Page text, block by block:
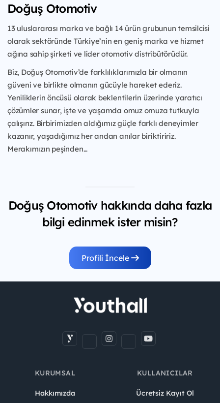
Doğuş Otomotiv
13 uluslararası marka ve bağlı 14 ürün grubunun temsilcisi
olarak sektöründe Türkiye’nin en geniş marka ve hizmet
ağına sahip şirketi ve lider otomotiv distribütörüdür.
Biz, Doğuş Otomotiv’de farklılıklarımızla bir olmanın
güveni ve birlikte olmanın gücüyle hareket ederiz.
Yeniliklerin öncüsü olarak beklentilerin üzerinde yaratıcı
çözümler sunar, işte ve yaşamda omuz omuza tutkuyla
çalışırız. Birbirimizden aldığımız güçle farklı deneyimler
kazanır, yaşadığımız her andan anılar biriktiririz.
Merakımızın peşinden...
Doğuş Otomotiv hakkında daha fazla
bilgi edinmek ister misin?
Profili İncele
KURUMSAL
Hakkımızda
KULLANICILAR
Ücretsiz Kayıt Ol